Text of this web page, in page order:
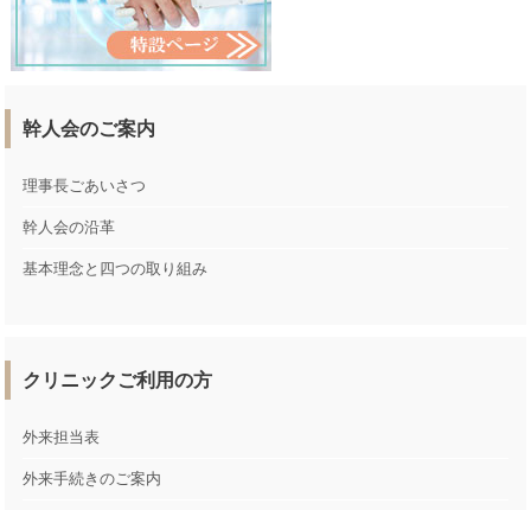
幹人会のご案内
理事長ごあいさつ
幹人会の沿革
基本理念と四つの取り組み
クリニックご利用の方
外来担当表
外来手続きのご案内